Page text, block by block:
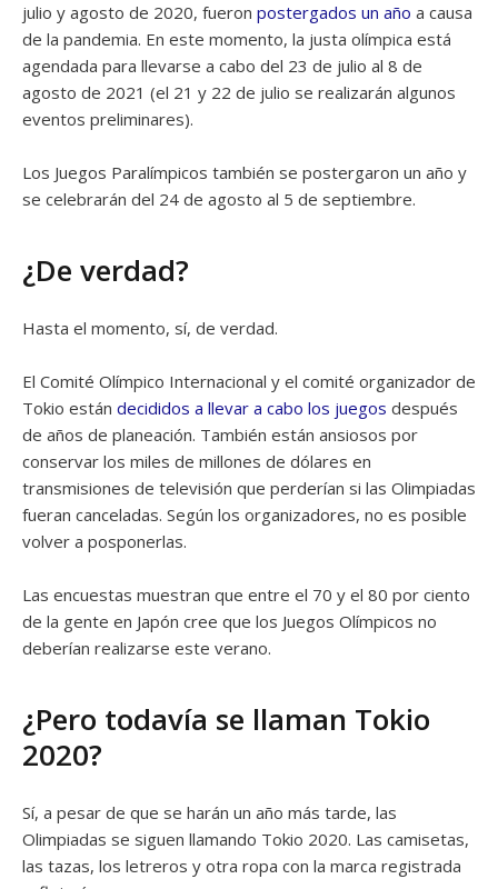
julio y agosto de 2020, fueron postergados un año a causa
de la pandemia. En este momento, la justa olímpica está
agendada para llevarse a cabo del 23 de julio al 8 de
agosto de 2021 (el 21 y 22 de julio se realizarán algunos
eventos preliminares).
Los Juegos Paralímpicos también se postergaron un año y
se celebrarán del 24 de agosto al 5 de septiembre.
¿De verdad?
Hasta el momento, sí, de verdad.
El Comité Olímpico Internacional y el comité organizador de
Tokio están decididos a llevar a cabo los juegos después
de años de planeación. También están ansiosos por
conservar los miles de millones de dólares en
transmisiones de televisión que perderían si las Olimpiadas
fueran canceladas. Según los organizadores, no es posible
volver a posponerlas.
Las encuestas muestran que entre el 70 y el 80 por ciento
de la gente en Japón cree que los Juegos Olímpicos no
deberían realizarse este verano.
¿Pero todavía se llaman Tokio
2020?
Sí, a pesar de que se harán un año más tarde, las
Olimpiadas se siguen llamando Tokio 2020. Las camisetas,
las tazas, los letreros y otra ropa con la marca registrada